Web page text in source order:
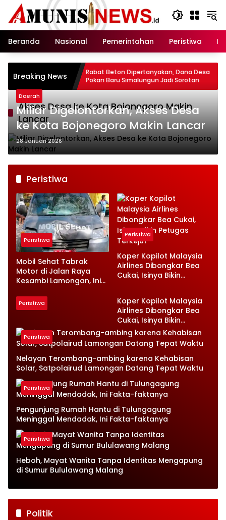
Langsung
konten
Beranda
Nasional Pemerintahan Peristiwa
Breaking NewsRabat Beton Dipertanyakan, Dana Desa
Pokan Baru Simalungun Jadi Sorotan
20 Awak
Perkuat
Akses Desa ke Kota Bojonegoro Makin
Lancar
Daerah
Miliar Digelontorkan, Akses Desa
ke Kota Bojonegoro Makin Lancar
28 Januari 2026
Peristiwa
Peristiwa
Mobil Sehat Tabrak
Motor di Jalan Raya
Kesambi Lamongan, Ini
Peristiwa
Koper Kopilot Malaysia
Airlines Dibongkar Bea
Cukai, Isinya Bikin
Peristiwa
Koper Kopilot Malaysia
Airlines Dibongkar Bea
Cukai, Isinya Bikin
Petugas Terkejut
Peristiwa
Nelayan Terombang-ambing karena Kehabisan
Solar, Satpolairud Lamongan Datang Tepat Waktu
Peristiwa
Pengunjung Rumah Hantu di Tulungagung
Meninggal Mendadak, Ini Fakta-faktanya
Peristiwa
Heboh, Mayat Wanita Tanpa Identitas Mengapung
di Sumur Bululawang Malang
Politik